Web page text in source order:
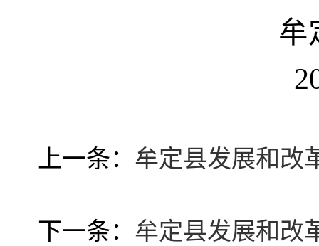
牟
上一条： 牟定县发展和改
下一条： 牟定县发展和改